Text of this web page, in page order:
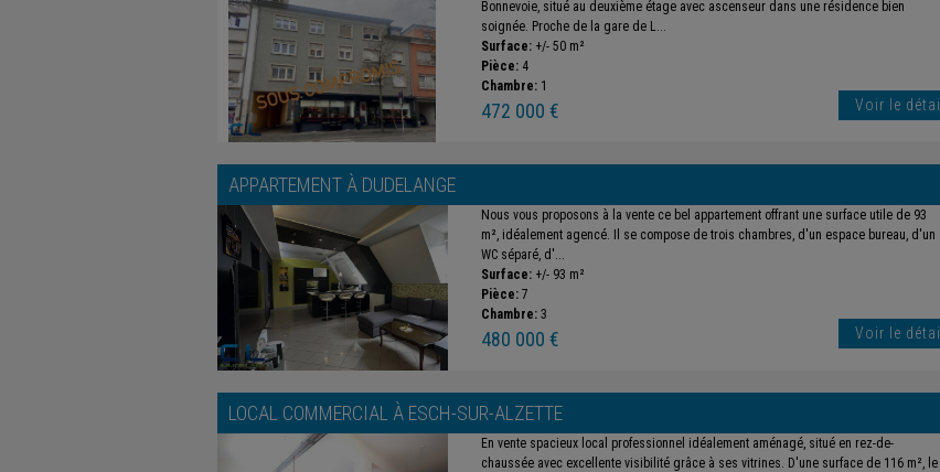
Bonnevoie, situé au deuxième étage avec ascenseur dans une résidence bien
soignée. Proche de la gare de L...
Surface: +/- 50 m²
Pièce: 4
Chambre: 1
472 000 € Voir le détail
APPARTEMENT À DUDELANGE
Nous vous proposons à la vente ce bel appartement offrant une surface utile de 93
m², idéalement agencé. Il se compose de trois chambres, d'un espace bureau, d'un
WC séparé, d'...
Surface: +/- 93 m²
Pièce: 7
Chambre: 3
480 000 € Voir le détail
LOCAL COMMERCIAL À ESCH-SUR-ALZETTE
En vente spacieux local professionnel idéalement aménagé, situé en rez-de-
chaussée avec excellente visibilité grâce à ses vitrines. D'une surface de 116 m², le